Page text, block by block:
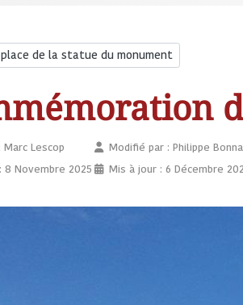
: Mise en place de la statue du
de la statue du monument
Marc Lescop
8 Novembre 2025
Modifié par : Philippe
Mis à jour : 6 Décembre